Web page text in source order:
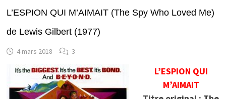
L’ESPION QUI M’AIMAIT (The Spy Who Loved Me)
de Lewis Gilbert (1977)
4 mars 2018 3
L’ESPION QUI
M’AIMAIT